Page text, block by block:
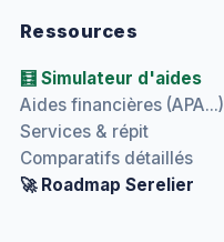
Ressources
🧮 Simulateur d'aides
Aides financières (APA...)
Services & répit
Comparatifs détaillés
🚀 Roadmap Serelier